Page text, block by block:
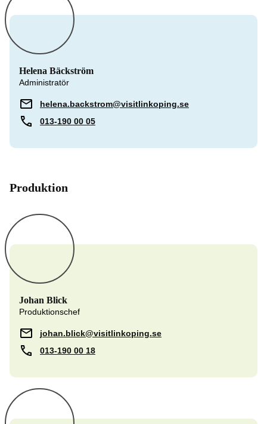
Helena Bäckström
Administratör
helena.backstrom@visitlinkoping.se
013-190 00 05
Produktion
Johan Blick
Produktionschef
johan.blick@visitlinkoping.se
013-190 00 18